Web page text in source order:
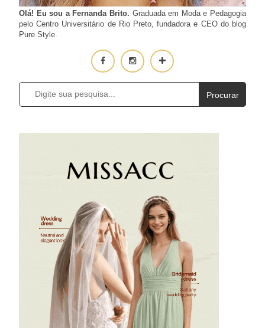
Olá! Eu sou a Fernanda Brito. Graduada em Moda e Pedagogia
pelo Centro Universitário de Rio Preto, fundadora e CEO do blog
Pure Style.
Procurar